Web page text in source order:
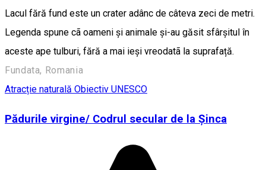
Lacul fără fund este un crater adânc de câteva zeci de metri.
Legenda spune cã oameni și animale și-au găsit sfârșitul în
aceste ape tulburi, fără a mai ieși vreodatã la suprafață.
Fundata, Romania
Atracție naturală Obiectiv UNESCO
Pădurile virgine/ Codrul secular de la Șinca